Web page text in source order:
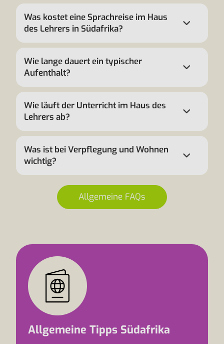
Was kostet eine Sprachreise im Haus
des Lehrers in Südafrika?
Wie lange dauert ein typischer
Aufenthalt?
Wie läuft der Unterricht im Haus des
Lehrers ab?
Was ist bei Verpflegung und Wohnen
wichtig?
Allgemeine FAQs
Allgemeine Tipps Südafrika